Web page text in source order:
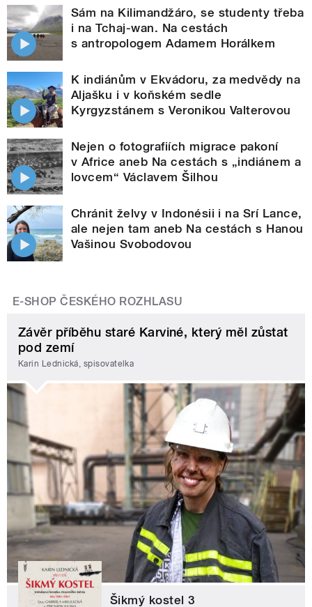
Sám na Kilimandžáro, se studenty třeba
i na Tchaj-wan. Na cestách
s antropologem Adamem Horálkem
K indiánům v Ekvádoru, za medvědy na
Aljašku i v koňském sedle
Kyrgyzstánem s Veronikou Valterovou
Nejen o fotografiích migrace pakoní
v Africe aneb Na cestách s „indiánem a
lovcem“ Václavem Šilhou
Chránit želvy v Indonésii i na Srí Lance,
ale nejen tam aneb Na cestách s Hanou
Vašinou Svobodovou
E-SHOP ČESKÉHO ROZHLASU
Závěr příběhu staré Karviné, který měl zůstat
pod zemí
Karin Lednická, spisovatelka
Šikmý kostel 3